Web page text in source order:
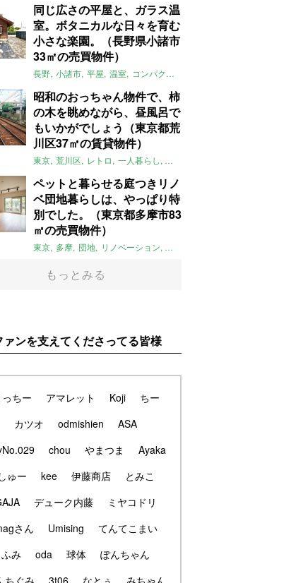
同じ広さの平屋と、ガラス温
室。ボタニカルな日々を育む
小さな楽園。（長野県小諸市
33㎡の売買物件）
長野 小諸市 平屋 温室 コンパクト
昭和のおっちゃん物件で、柿
の木を眺めながら、昼風呂で
もいかがでしょう（東京都荒
川区37㎡の賃貸物件）
東京 荒川区 レトロ 一人暮らし タイル
ペットと暮らせる庭つきリノ
ベ団地暮らしは、やっぱり特
別でした。（東京都多摩市83
㎡の売買物件）
東京 多摩 団地 リノベーション 庭
もっとみる
ァンを支えてくださってる皆様
っちー アマレット Koji
ちー
カツオ
odmishien
ASA
chou やまつま
Ayaka
しゅー
kee 伊藤商店
とみこ
デューク内藤
ミヤコドリ
さん
Umising
てんてこまい
ふみ
oda 球体
ぽんちゃん
ちぐみ
3t06 なとぅ みちゃん